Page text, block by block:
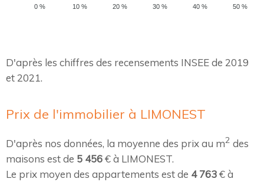
50 %
40 %
30 %
20 %
10 %
0 %
D'après les chiffres des recensements INSEE de 2019
et 2021.
Prix de l'immobilier à LIMONEST
D'après nos données, la moyenne des prix au m2 des
maisons est de 5 456€ à LIMONEST.
Le prix moyen des appartements est de 4 763€ à